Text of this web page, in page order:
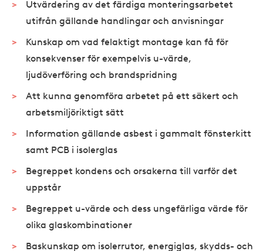
Utvärdering av det färdiga monteringsarbetet
utifrån gällande handlingar och anvisningar
Kunskap om vad felaktigt montage kan få för
konsekvenser för exempelvis u-värde,
ljudöverföring och brandspridning
Att kunna genomföra arbetet på ett säkert och
arbetsmiljöriktigt sätt
Information gällande asbest i gammalt fönsterkitt
samt PCB i isolerglas
Begreppet kondens och orsakerna till varför det
uppstår
Begreppet u-värde och dess ungefärliga värde för
olika glaskombinationer
Baskunskap om isolerrutor, energiglas, skydds- och